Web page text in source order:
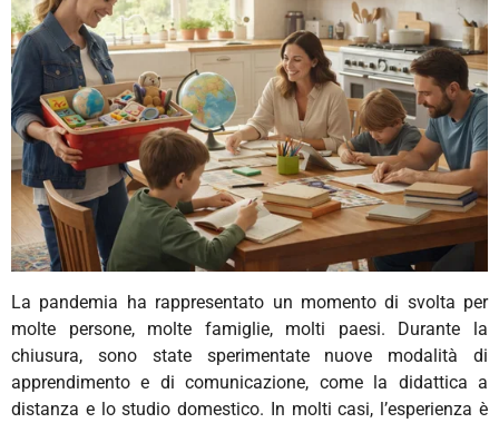
La pandemia ha rappresentato un momento di svolta per
molte persone, molte famiglie, molti paesi. Durante la
chiusura, sono state sperimentate nuove modalità di
apprendimento e di comunicazione, come la didattica a
distanza e lo studio domestico. In molti casi, l’esperienza è